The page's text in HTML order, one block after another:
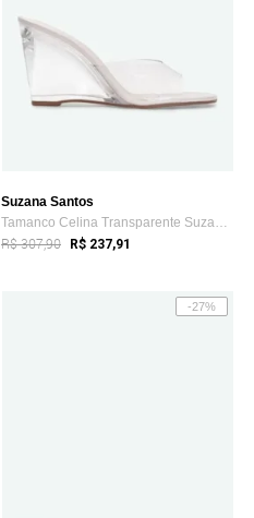
Suzana Santos
Tamanco Celina Transparente Suzana Santos
R$ 307,90 R$ 237,91
-27%